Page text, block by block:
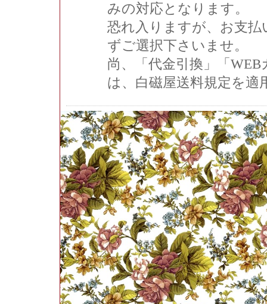
みの対応となります。
恐れ入りますが、お支払
ずご選択下さいませ。
尚、「代金引換」「
は、白磁屋送料規定を適